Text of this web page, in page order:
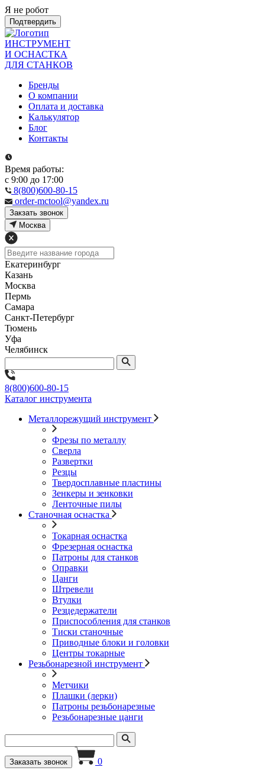
Я не робот
Подтвердить
ИНСТРУМЕНТ
И ОСНАСТКА
ДЛЯ СТАНКОВ
Бренды
О компании
Оплата и доставка
Калькулятор
Блог
Контакты
Время работы:
с 9:00 до 17:00
8(800)600-80-15
order-mctool@yandex.ru
Закзать звонок
Москва
Екатеринбург
Казань
Москва
Пермь
Самара
Санкт-Петербург
Тюмень
Уфа
Челябинск
8(800)600-80-15
Каталог инструмента
Металлорежущий инструмент
Фрезы по металлу
Сверла
Развертки
Резцы
Твердосплавные пластины
Зенкеры и зенковки
Ленточные пилы
Станочная оснастка
Токарная оснастка
Фрезерная оснастка
Патроны для станков
Оправки
Цанги
Штревели
Втулки
Резцедержатели
Приспособления для станков
Тиски станочные
Приводные блоки и головки
Центры токарные
Резьбонарезной инструмент
Метчики
Плашки (лерки)
Патроны резьбонарезные
Резьбонарезные цанги
Заказать звонок 0